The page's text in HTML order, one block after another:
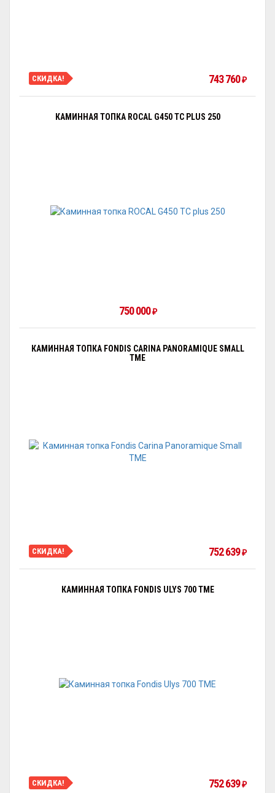
СКИДКА! 743 760 ₽
КАМИННАЯ ТОПКА ROCAL G450 TC PLUS 250
750 000 ₽
КАМИННАЯ ТОПКА FONDIS CARINA PANORAMIQUE SMALL
TME
СКИДКА! 752 639 ₽
КАМИННАЯ ТОПКА FONDIS ULYS 700 TME
СКИДКА! 752 639 ₽